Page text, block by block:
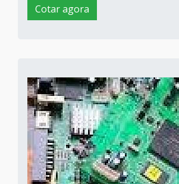
Cotar agora